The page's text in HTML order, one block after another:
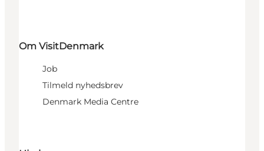
Om VisitDenmark
Job
Tilmeld nyhedsbrev
Denmark Media Centre